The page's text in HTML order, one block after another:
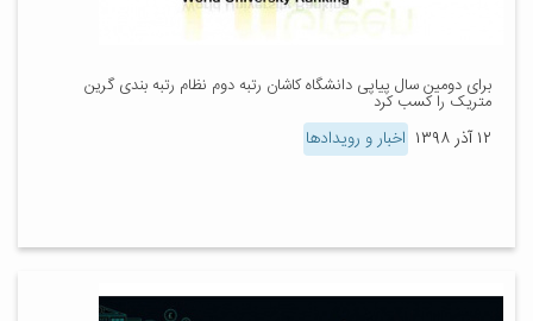
برای دومین سال پیاپی دانشگاه کاشان رتبه دوم نظام رتبه بندی گرین
متریک را کسب کرد
۱۲ آذر ۱۳۹۸ اخبار و رویدادها